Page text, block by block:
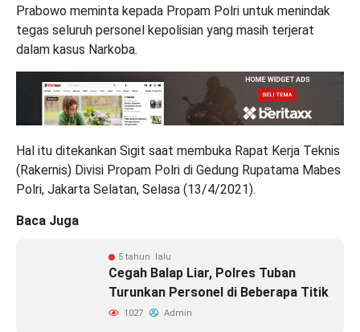
Prabowo meminta kepada Propam Polri untuk menindak
tegas seluruh personel kepolisian yang masih terjerat
dalam kasus Narkoba.
Hal itu ditekankan Sigit saat membuka Rapat Kerja Teknis
(Rakernis) Divisi Propam Polri di Gedung Rupatama Mabes
Polri, Jakarta Selatan, Selasa (13/4/2021).
Baca Juga
5 tahun lalu
Cegah Balap Liar, Polres Tuban
Turunkan Personel di Beberapa Titik
1027 Admin